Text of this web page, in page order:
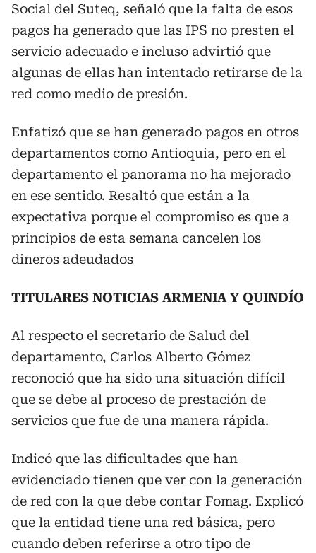
Social del Suteq, señaló que la falta de esos
pagos ha generado que las IPS no presten el
servicio adecuado e incluso advirtió que
algunas de ellas han intentado retirarse de la
red como medio de presión.
Enfatizó que se han generado pagos en otros
departamentos como Antioquia, pero en el
departamento el panorama no ha mejorado
en ese sentido. Resaltó que están a la
expectativa porque el compromiso es que a
principios de esta semana cancelen los
dineros adeudados
TITULARES NOTICIAS ARMENIA Y QUINDÍO
Al respecto el secretario de Salud del
departamento, Carlos Alberto Gómez
reconoció que ha sido una situación difícil
que se debe al proceso de prestación de
servicios que fue de una manera rápida.
Indicó que las dificultades que han
evidenciado tienen que ver con la generación
de red con la que debe contar Fomag. Explicó
que la entidad tiene una red básica, pero
cuando deben referirse a otro tipo de